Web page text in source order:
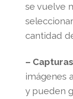
se vuelve
cantidad
–
imágenes
y pueden